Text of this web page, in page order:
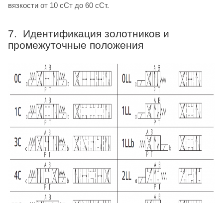
вязкости от 10 сСт до 60 сСт.
7. Идентификация золотников и
промежуточные положения